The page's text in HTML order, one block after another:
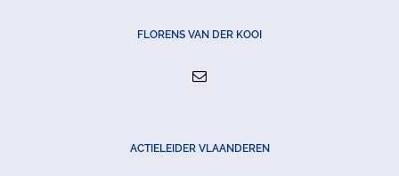
FLORENS VAN DER KOOI
ACTIELEIDER VLAANDEREN